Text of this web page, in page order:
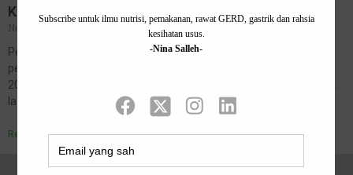
Kehabisan Stok
November 28, 2020
No Comments
Permintaan Tinggi Vitamin Shaklee Peningkatan pengedar dan
pengguna sebanyak 602% dari bulan Februari 2020 hingga Jun
2020 membuktikan permintaan yang tinggi untuk vitamin Shaklee.
Ia juga bermakna semakin ramai rakyat…
Read More »
Home ·About Me·Contact Us .Privacy Policy ·